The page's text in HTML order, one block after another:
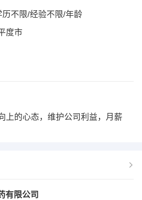
不限/经验不限/年龄
度市
上的心态，维护公司利益，月薪
有限公司